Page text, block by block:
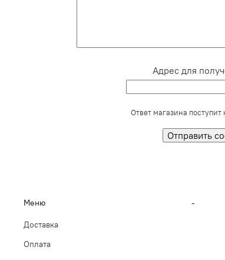
Адрес для
Ответ магазина
Меню
Доставка
Оплата
-